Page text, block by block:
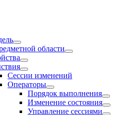
области
Сессии изменений
Оператоpы
Порядок выполнения
Изменение состояния
Управление сессиями